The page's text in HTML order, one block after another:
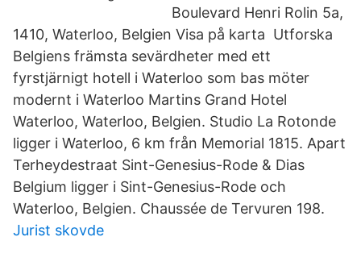
Boulevard Henri Rolin 5a,
1410, Waterloo, Belgien Visa på karta Utforska
Belgiens främsta sevärdheter med ett
fyrstjärnigt hotell i Waterloo som bas möter
modernt i Waterloo Martins Grand Hotel
Waterloo, Waterloo, Belgien. Studio La Rotonde
ligger i Waterloo, 6 km från Memorial 1815. Apart
Terheydestraat Sint-Genesius-Rode & Dias
Belgium ligger i Sint-Genesius-Rode och
Waterloo, Belgien. Chaussée de Tervuren 198.
Jurist skovde